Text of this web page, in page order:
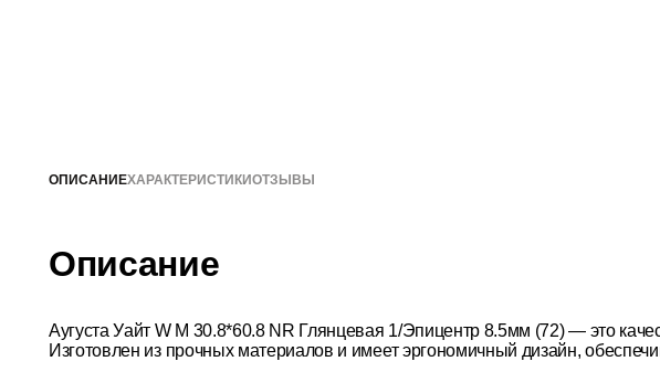
ОПИСАНИЕХАРАКТЕРИСТИКИОТЗЫВЫ
Описание
Аугуста Уайт W M 30.8*60.8 NR Глянцевая 1/Эпицентр 8.5мм (72) — это
Изготовлен из прочных материалов и имеет эргономичный дизайн,